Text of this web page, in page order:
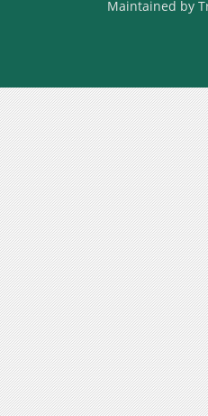
Maintained by